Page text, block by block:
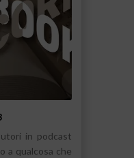
in podcast
a qualcosa che